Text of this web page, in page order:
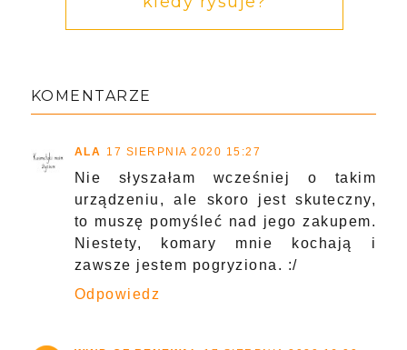
Co dziecko zyskuje,
kiedy rysuje?